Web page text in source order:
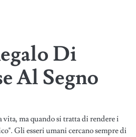
Di
Al Segno
ma quando si tratta di rendere i
Gli esseri umani cercano sempre di